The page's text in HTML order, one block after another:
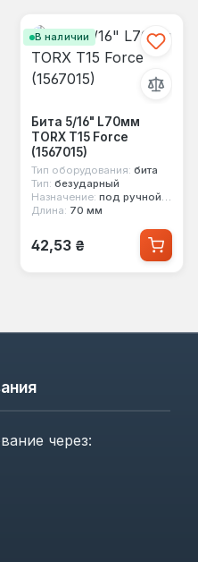
В наличии
Бита 5/16" L70мм
TORX T15 Force
(1567015)
Тип оборудования: бита
Тип: безударный
Назначение: под ручной инструмент
Длина: 70 мм
Обычная цена:
42,53 ₴
через: